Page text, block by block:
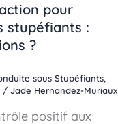
pour
stupéfiants :
?
sous Stupéfiants,
/ Jade Hernandez-Muriaux
positif aux